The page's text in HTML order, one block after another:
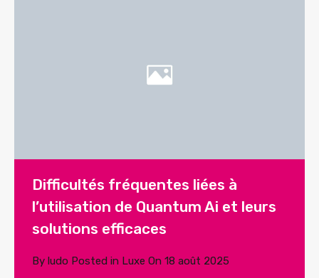
Difficultés fréquentes liées à
l’utilisation de Quantum Ai et leurs
solutions efficaces
By ludo Posted in Luxe On 18 août 2025